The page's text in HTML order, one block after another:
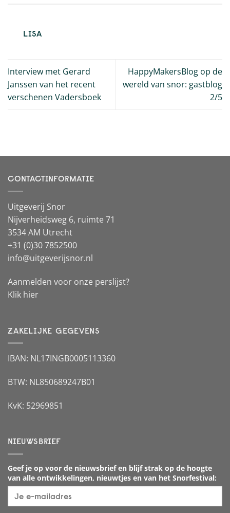
LISA
Interview met Gerard
Janssen van het recent
verschenen Vadersboek
HappyMakersBlog op de
wereld van snor: gastblog
2/5
CONTACTINFORMATIE
Uitgeverij Snor
Nijverheidsweg 6, ruimte 71
3534 AM Utrecht
+31 (0)30 7852500
info@uitgeverijsnor.nl
Aanmelden voor onze perslijst?
Klik hier
ZAKELIJKE GEGEVENS
IBAN: NL17INGB0005113360
BTW: NL850689247B01
KvK: 52969851
NIEUWSBRIEF
Geef je op voor de nieuwsbrief en blijf strak op de hoogte
van alle ontwikkelingen, nieuwtjes en van het Snorfestival: